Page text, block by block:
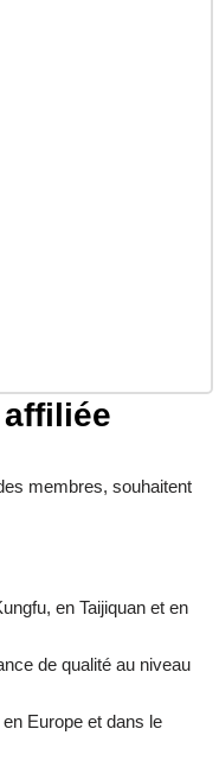
membres, souhaitent
en Taijiquan et en
de qualité au niveau
Europe et dans le